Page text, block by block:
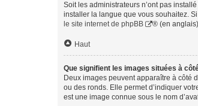
Soit les administrateurs n’ont pas
installer la langue que vous souhaitez.
le site internet de phpBB
® (en
Haut
Que signifient les images situées à
Deux images peuvent apparaître à côté
ou des ronds. Elle permet d’indiquer
est une image connue sous le nom